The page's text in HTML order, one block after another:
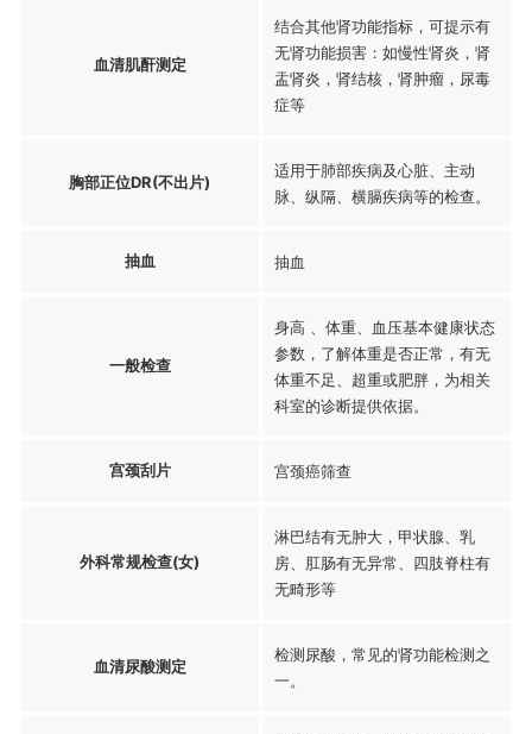
血清肌酐测定
结合其他肾功能指标，可提示有
无肾功能损害：如慢性肾炎，肾
盂肾炎，肾结核，肾肿瘤，尿毒
症等
胸部正位DR(不出片)
适用于肺部疾病及心脏、主动
脉、纵隔、横膈疾病等的检查。
抽血 抽血
一般检查
身高 、体重、血压基本健康状态
参数，了解体重是否正常，有无
体重不足、超重或肥胖，为相关
科室的诊断提供依据。
宫颈刮片 宫颈癌筛查
外科常规检查(女)
淋巴结有无肿大，甲状腺、乳
房、肛肠有无异常、四肢脊柱有
无畸形等
血清尿酸测定
检测尿酸，常见的肾功能检测之
一。